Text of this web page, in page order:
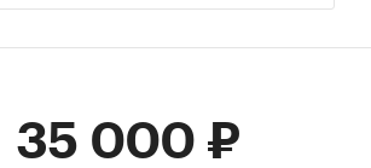
35 000 ₽